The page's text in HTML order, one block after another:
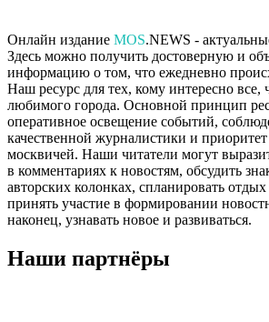
Онлайн издание MOS.NEWS -
Здесь можно получить достоверную и
информацию о том, что ежедневно
Наш ресурс для тех, кому интересно все,
любимого города. Основной принцип
оперативное освещение событий,
качественной журналистики и приоритет
москвичей. Наши читатели могут
в комментариях к новостям, обсудить
авторских колонках, спланировать
принять участие в формировании
наконец, узнавать новое и развиваться.
Наши партнёры